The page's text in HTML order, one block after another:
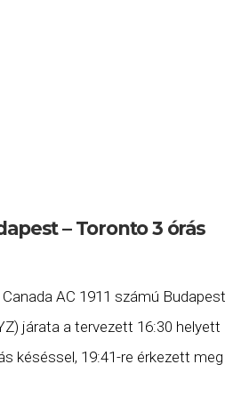
– Toronto 3 órás
AC 1911 számú Budapest
járata a tervezett 16:30 helyett
késéssel, 19:41-re érkezett meg